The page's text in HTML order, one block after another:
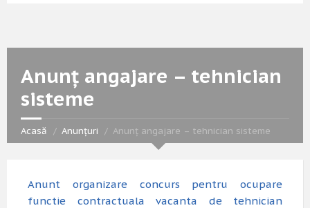
Anunț angajare – tehnician
sisteme
Acasă Anunțuri Anunț angajare – tehnician sisteme
Anunt organizare concurs pentru ocupare
functie contractuala vacanta de tehnician